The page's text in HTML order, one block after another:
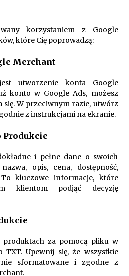
korzystaniem z Google
które Cię poprowadzą:
Merchant
utworzenie konta Google
konto w Google Ads, możesz
się. W przeciwnym razie, utwórz
z instrukcjami na ekranie.
Produkcie
i pełne dane o swoich
opis, cena, dostępność,
kluczowe informacje, które
klientom podjąć decyzję
produktach za pomocą pliku w
TXT. Upewnij się, że wszystkie
sformatowane i zgodne z